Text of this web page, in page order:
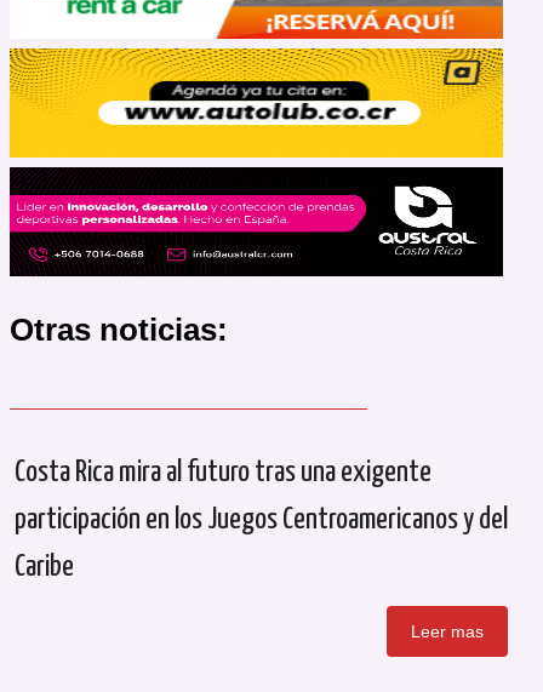
Otras noticias:
Costa Rica mira al futuro tras una exigente
participación en los Juegos Centroamericanos y del
Caribe
Leer mas